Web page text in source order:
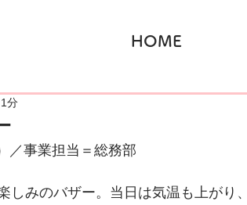
HOME
分
／事業担当＝総務部
しみのバザー。当日は気温も上がり